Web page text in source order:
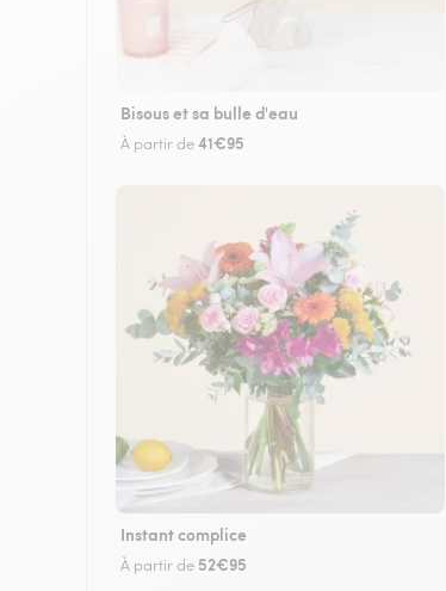
Bisous et sa bulle d'eau
À partir de41€95
Instant complice
À partir de 52€95